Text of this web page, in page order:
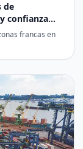
de
confianza
francas en